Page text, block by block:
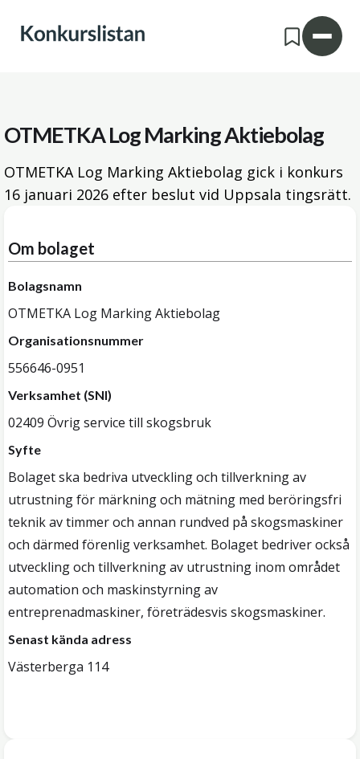
OTMETKA Log Marking Aktiebolag
OTMETKA Log Marking Aktiebolag gick i konkurs
16 januari 2026 efter beslut vid Uppsala tingsrätt.
Om bolaget
Bolagsnamn
OTMETKA Log Marking Aktiebolag
Organisationsnummer
556646-0951
Verksamhet (SNI)
02409 Övrig service till skogsbruk
Syfte
Bolaget ska bedriva utveckling och tillverkning av
utrustning för märkning och mätning med beröringsfri
teknik av timmer och annan rundved på skogsmaskiner
och därmed förenlig verksamhet. Bolaget bedriver också
utveckling och tillverkning av utrustning inom området
automation och maskinstyrning av
entreprenadmaskiner, företrädesvis skogsmaskiner.
Senast kända adress
Västerberga 114